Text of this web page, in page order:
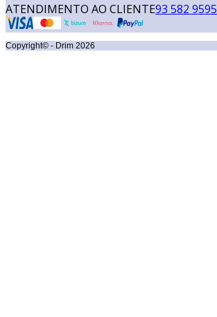
ATENDIMENTO AO CLIENTE93 582 9595
Copyright© - Drim 2026